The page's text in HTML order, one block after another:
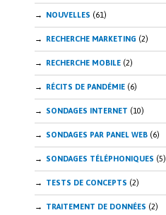
NOUVELLES (61)
RECHERCHE MARKETING (2)
RECHERCHE MOBILE (2)
RÉCITS DE PANDÉMIE (6)
SONDAGES INTERNET (10)
SONDAGES PAR PANEL WEB (6)
SONDAGES TÉLÉPHONIQUES (5)
TESTS DE CONCEPTS (2)
TRAITEMENT DE DONNÉES (2)